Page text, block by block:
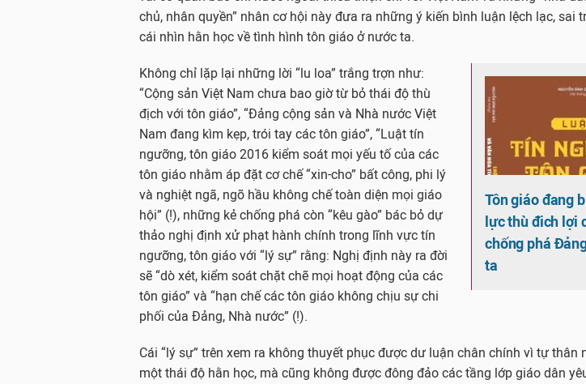
chủ, nhân quyền” nhân cơ hội này đưa ra những ý kiến bình luận lệch lạc, sai
cái nhìn hằn học về tình hình tôn giáo ở nước ta.
Tôn giáo đang
lực thù đich lợi
chống phá
ta
Không chỉ lặp lại những lời “lu loa” trắng trợn như:
“Cộng sản Việt Nam chưa bao giờ từ bỏ thái độ thù
địch với tôn giáo”, “Đảng cộng sản và Nhà nước Việt
Nam đang kìm kẹp, trói tay các tôn giáo”, “Luật tín
ngưỡng, tôn giáo 2016 kiểm soát mọi yếu tố của các
tôn giáo nhằm áp đặt cơ chế “xin-cho” bất công, phi lý
và nghiệt ngã, ngõ hầu không chế toàn diện mọi giáo
hội” (!), những kẻ chống phá còn “kêu gào” bác bỏ dự
thảo nghị định xử phạt hành chính trong lĩnh vực tín
ngưỡng, tôn giáo với “lý sự” rằng: Nghị định này ra đời
sẽ “dò xét, kiểm soát chặt chẽ mọi hoạt động của các
tôn giáo” và “hạn chế các tôn giáo không chịu sự chi
phối của Đảng, Nhà nước” (!).
Cái “lý sự” trên xem ra không thuyết phục được dư luận chân chính vì tự thân
một thái độ hằn học, mà cũng không được đông đảo các tầng lớp giáo dân